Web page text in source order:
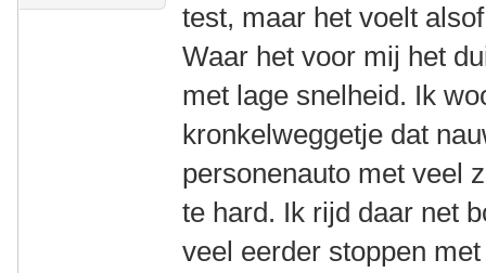
test, maar het voelt
Waar het voor mij het
met lage snelheid. Ik
kronkelweggetje dat
personenauto met veel
te hard. Ik rijd daar net
veel eerder stoppen